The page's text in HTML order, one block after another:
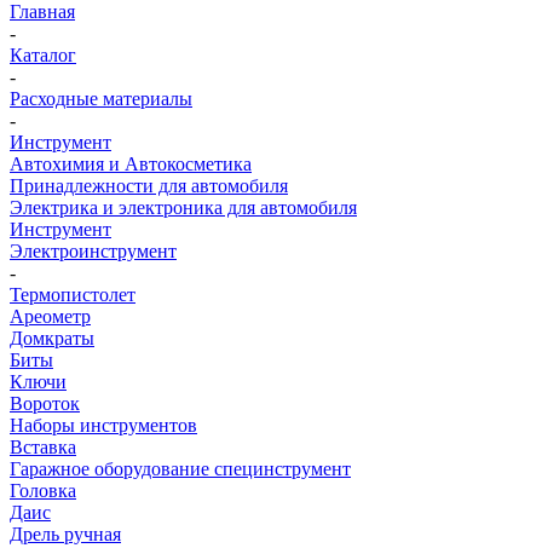
Главная
-
Каталог
-
Расходные материалы
-
Инструмент
Автохимия и Автокосметика
Принадлежности для автомобиля
Электрика и электроника для автомобиля
Инструмент
Электроинструмент
-
Термопистолет
Ареометр
Домкраты
Биты
Ключи
Вороток
Наборы инструментов
Вставка
Гаражное оборудование специнструмент
Головка
Даис
Дрель ручная